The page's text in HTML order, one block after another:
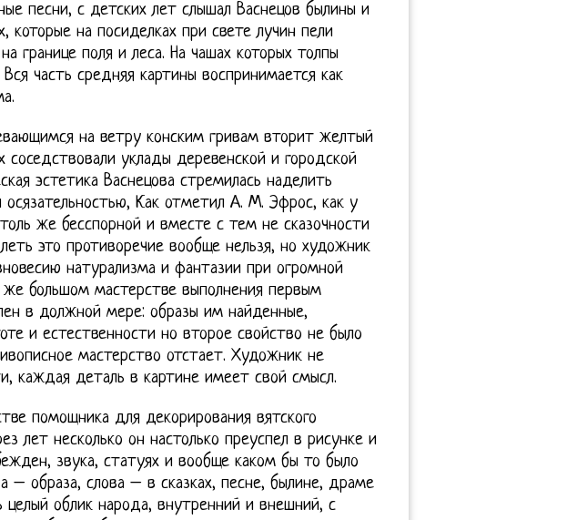
песни, с детских лет слышал Васнецов былины и
которые на посиделках при свете лучин пели
границе поля и леса. На чашах которых толпы
часть средняя картины воспринимается как
на ветру конским гривам вторит желтый
уклады деревенской и городской
эстетика Васнецова стремилась наделить
осязательностью, Как отметил А. М. Эфрос, как у
же бесспорной и вместе с тем не сказочности
это противоречие вообще нельзя, но художник
натурализма и фантазии при огромной
большом мастерстве выполнения первым
в должной мере: образы им найденные,
и естественности но второе свойство не было
мастерство отстает. Художник не
каждая деталь в картине имеет свой смысл.
помощника для декорирования вятского
лет несколько он настолько преуспел в рисунке и
звука, статуях и вообще каком бы то было
– образа, слова – в сказках, песне, былине, драме
целый облик народа, внутренний и внешний, с